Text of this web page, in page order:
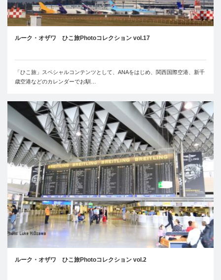
ルーク・オザワ ひこ旅Photoコレクション vol.17
「ひこ旅」スペシャルコンテンツとして、ANAをはじめ、関西国際空港、新千
歳空港などのカレンダーでお馴…
ルーク・オザワ ひこ旅Photoコレクション vol.2